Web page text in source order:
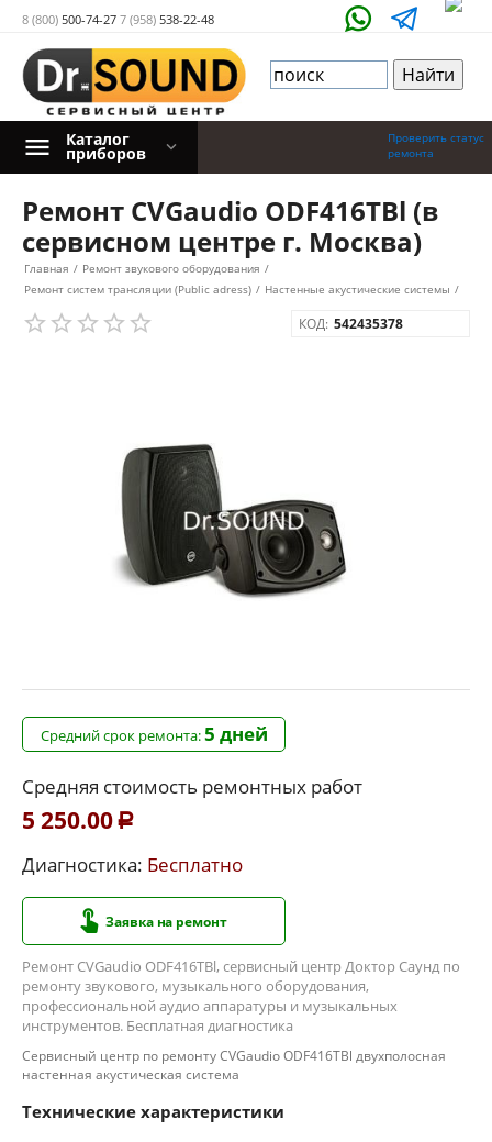
8 (800) 500-74-27 7 (958) 538-22-48
Проверить статус
ремонта
Каталог
приборов
Ремонт CVGaudio ODF416TBl (в
сервисном центре г. Москва)
Главная / Ремонт звукового оборудования /
Ремонт систем трансляции (Public adress) / Настенные акустические системы /
КОД: 542435378
Средний срок ремонта:5 дней
Средняя стоимость ремонтных работ
5 250.00 Р
Диагностика: Бесплатно
Заявка на ремонт
Ремонт CVGaudio ODF416TBl, сервисный центр Доктор Саунд по
ремонту звукового, музыкального оборудования,
профессиональной аудио аппаратуры и музыкальных
инструментов. Бесплатная диагностика
Сервисный центр по ремонту CVGaudio ODF416TBl двухполосная
настенная акустическая система
Технические характеристики